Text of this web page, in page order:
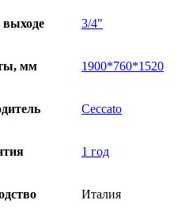
выходе 3/4"
мм 1900*760*1520
Ceccato
1 год
Италия